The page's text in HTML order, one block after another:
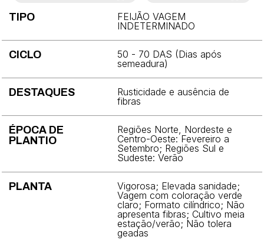
Cebola
Cebolinha
Chicória
Coentro
Couve
Couve-flor
TIPO
FEIJÃO VAGEM
INDETERMINADO
CICLO
50 - 70 DAS (Dias após
semeadura)
DESTAQUES
Rusticidade e ausência de
fibras
ÉPOCA DE
PLANTIO
Regiões Norte, Nordeste e
Centro-Oeste: Fevereiro a
Setembro; Regiões Sul e
Sudeste: Verão
PLANTA
Vigorosa; Elevada sanidade;
Vagem com coloração verde
claro; Formato cilíndrico; Não
apresenta fibras; Cultivo meia
estação/verão; Não tolera
geadas